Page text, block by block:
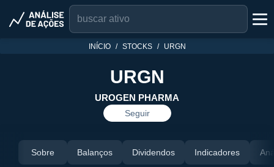
INÍCIO STOCKS URGN
URGN
UROGEN PHARMA
Seguir
Sobre Balanços Dividendos Indicadores